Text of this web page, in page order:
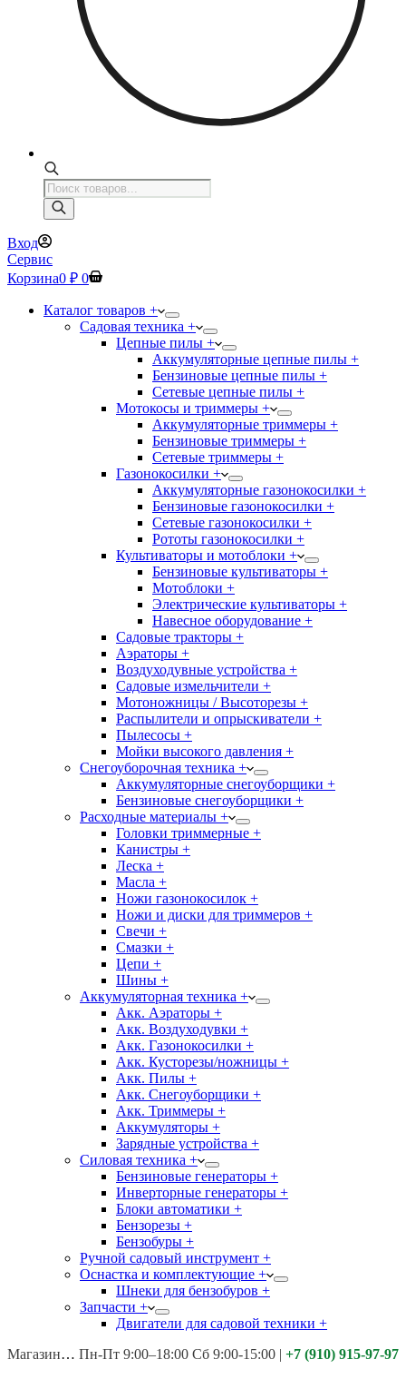
Поиск
товаров
Вход
Сервис
Корзина0 ₽ 0
Каталог товаров +
Садовая техника +
Цепные пилы +
Аккумуляторные цепные пилы +
Бензиновые цепные пилы +
Сетевые цепные пилы +
Мотокосы и триммеры +
Аккумуляторные триммеры +
Бензиновые триммеры +
Сетевые триммеры +
Газонокосилки +
Аккумуляторные газонокосилки +
Бензиновые газонокосилки +
Сетевые газонокосилки +
Рототы газонокосилки +
Культиваторы и мотоблоки +
Бензиновые культиваторы +
Мотоблоки +
Электрические культиваторы +
Навесное оборудование +
Садовые тракторы +
Аэраторы +
Воздуходувные устройства +
Садовые измельчители +
Мотоножницы / Высоторезы +
Распылители и опрыскиватели +
Пылесосы +
Мойки высокого давления +
Снегоуборочная техника +
Аккумуляторные снегоуборщики +
Бензиновые снегоуборщики +
Расходные материалы +
Головки триммерные +
Канистры +
Леска +
Масла +
Ножи газонокосилок +
Ножи и диски для триммеров +
Свечи +
Смазки +
Цепи +
Шины +
Аккумуляторная техника +
Акк. Аэраторы +
Акк. Воздуходувки +
Акк. Газонокосилки +
Акк. Кусторезы/ножницы +
Акк. Пилы +
Акк. Снегоуборщики +
Акк. Триммеры +
Аккумуляторы +
Зарядные устройства +
Силовая техника +
Бензиновые генераторы +
Инверторные генераторы +
Блоки автоматики +
Бензорезы +
Бензобуры +
Ручной садовый инструмент +
Оснастка и комплектующие +
Шнеки для бензобуров +
Запчасти +
Двигатели для садовой техники +
Магазины: Калуга ул. Московская д.113
Пн-Пт 9:00–18:00 Сб 9:00-15:00 | +7 (910) 915-97-97